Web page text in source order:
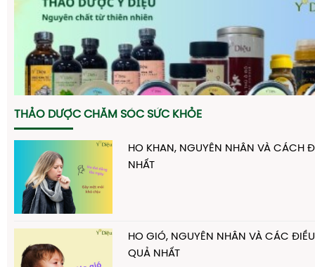
THẢO DƯỢC CHĂM SÓC SỨC KHỎE
HO KHAN, NGUYÊN NHÂN VÀ CÁCH
NHẤT
HO GIÓ, NGUYÊN NHÂN VÀ CÁC
QUẢ NHẤT